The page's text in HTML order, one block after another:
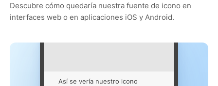
Descubre cómo quedaría nuestra fuente de icono en
interfaces web o en aplicaciones iOS y Android.
Así se vería nuestro icono